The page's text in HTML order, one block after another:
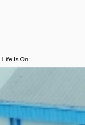
Life Is On